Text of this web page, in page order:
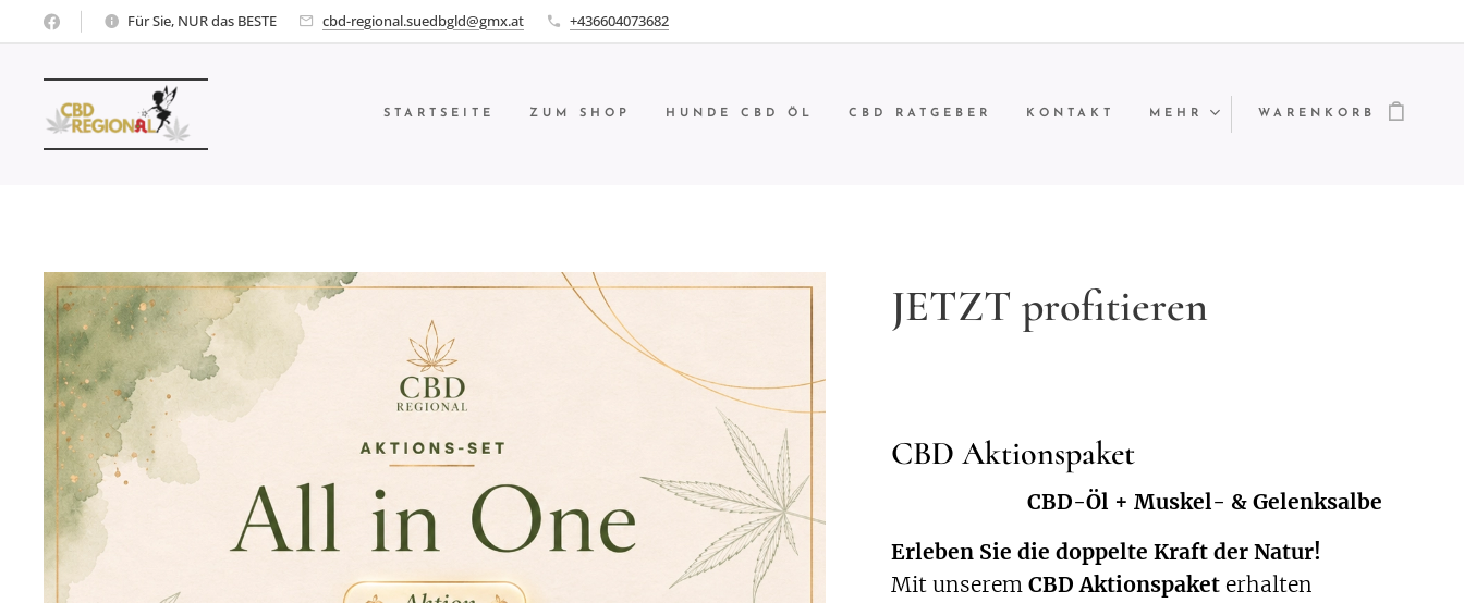
Für Sie, NUR das BESTE cbd-regional.suedbgld@gmx.at +436604073682
STARTSEITE ZUM SHOP HUNDE CBD ÖL CBD RATGEBER KONTAKT MEHR WARENKORB
JETZT profitieren
CBD Aktionspaket
⭐⭐⭐⭐⭐CBD-Öl + Muskel- & Gelenksalbe
Erleben Sie die doppelte Kraft der Natur!
Mit unseremCBD Aktionspaket erhalten